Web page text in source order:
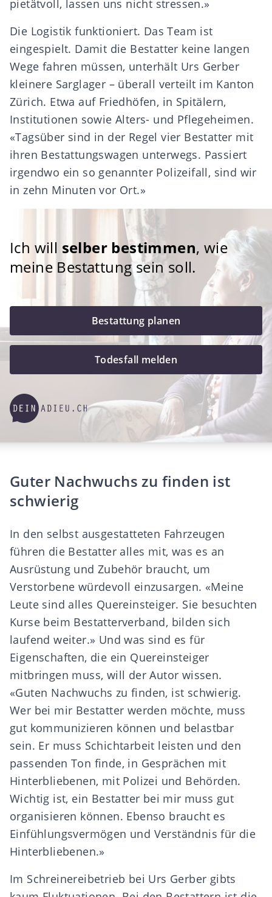
pietätvoll, lassen uns nicht stressen.»
Die Logistik funktioniert. Das Team ist
eingespielt. Damit die Bestatter keine langen
Wege fahren müssen, unterhält Urs Gerber
kleinere Sarglager – überall verteilt im Kanton
Zürich. Etwa auf Friedhöfen, in Spitälern,
Institutionen sowie Alters- und Pflegeheimen.
«Tagsüber sind in der Regel vier Bestatter mit
ihren Bestattungswagen unterwegs. Passiert
irgendwo ein so genannter Polizeifall, sind wir
in zehn Minuten vor Ort.»
Ich will selber bestimmen, wie
meine Bestattung sein soll.
Bestattung planen
Todesfall melden
Guter Nachwuchs zu finden ist
schwierig
In den selbst ausgestatteten Fahrzeugen
führen die Bestatter alles mit, was es an
Ausrüstung und Zubehör braucht, um
Verstorbene würdevoll einzusargen. «Meine
Leute sind alles Quereinsteiger. Sie besuchten
Kurse beim Bestatterverband, bilden sich
laufend weiter.» Und was sind es für
Eigenschaften, die ein Quereinsteiger
mitbringen muss, will der Autor wissen.
«Guten Nachwuchs zu finden, ist schwierig.
Wer bei mir Bestatter werden möchte, muss
gut kommunizieren können und belastbar
sein. Er muss Schichtarbeit leisten und den
passenden Ton finde, in Gesprächen mit
Hinterbliebenen, mit Polizei und Behörden.
Wichtig ist, ein Bestatter bei mir muss gut
organisieren können. Ebenso braucht es
Einfühlungsvermögen und Verständnis für die
Hinterbliebenen.»
Im Schreinereibetrieb bei Urs Gerber gibts